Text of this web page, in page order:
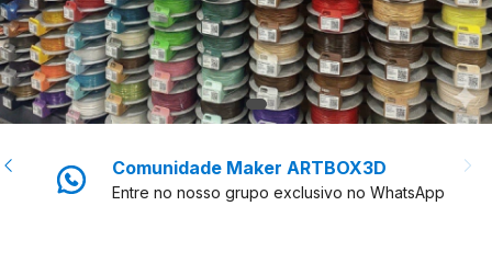
Comunidade Maker ARTBOX3D
Entre no nosso grupo exclusivo no WhatsApp